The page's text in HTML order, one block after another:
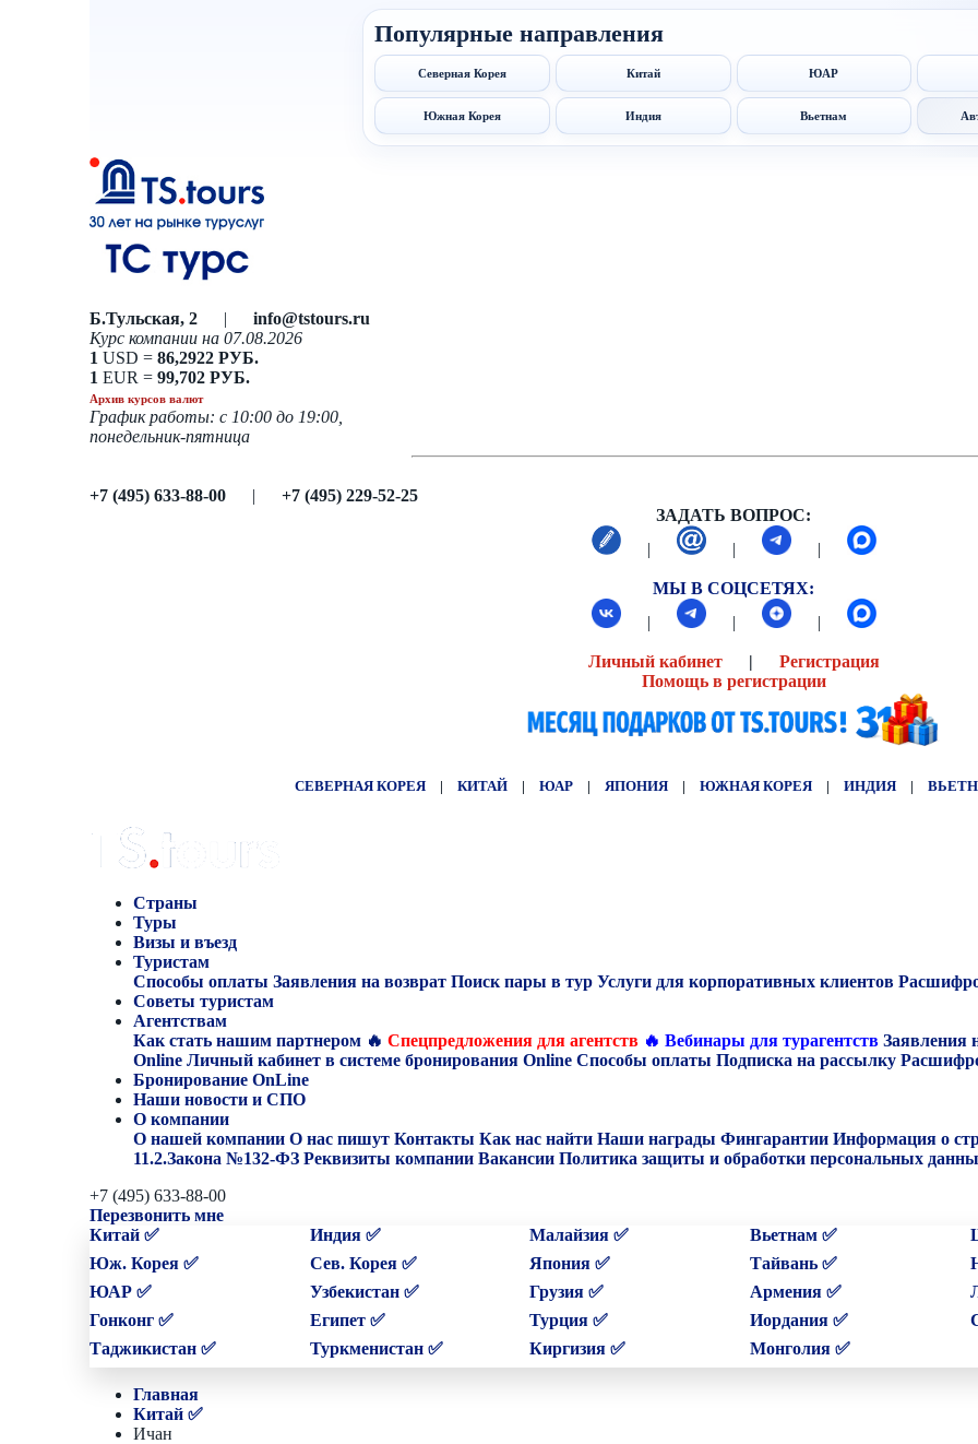
Популярные направления
Северная Корея Китай ЮАР
Южная Корея Индия Вьетнам
Б.Тульская, 2 | info@tstours.ru
Курс компании на 07.08.2026
1 USD = 86,2922 РУБ.
1 EUR = 99,702 РУБ.
Архив курсов валют
График работы: с 10:00 до 19:00,
понедельник-пятница
+7 (495) 633-88-00 | +7 (495) 229-52-25
ЗАДАТЬ ВОПРОС:
|
| |
МЫ В СОЦСЕТЯХ:
|
| |
Личный кабинет| Регистрация
Помощь в регистрации
СЕВЕРНАЯ КОРЕЯ | КИТАЙ | ЮАР | ЯПОНИЯ | ЮЖНАЯ КОРЕЯ | ИНДИЯ |
Страны
Туры
Визы и въезд
Туристам
Способы оплаты Заявления на возврат Поиск пары в тур Услуги для корпоративных клиентов
Советы туристам
Агентствам
Как стать нашим партнером 🔥 Спецпредложения для агентств 🔥 Вебинары для турагентств Заявления
Online Личный кабинет в системе бронирования Online Способы оплаты Подписка на рассылку
Бронирование OnLine
Наши новости и СПО
О компании
О нашей компании О нас пишут Контакты Как нас найти Наши награды Фингарантии Информация о
11.2.Закона №132-ФЗ Реквизиты компании Вакансии Политика защиты и обработки персональных
+7 (495) 633-88-00
Перезвонить мне
Китай ✅
Индия ✅ Малайзия ✅ Вьетнам ✅
Юж. Корея ✅
Сев. Корея ✅ Япония ✅ Тайвань ✅
ЮАР ✅
Узбекистан ✅ Грузия ✅ Армения ✅
Гонконг ✅
Египет ✅ Турция ✅ Иордания ✅
Таджикистан ✅
Туркменистан ✅ Киргизия ✅ Монголия ✅
Главная
Китай ✅
Ичан